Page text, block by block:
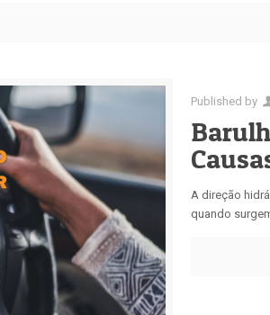
Published by
A direção
quando